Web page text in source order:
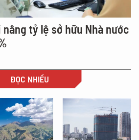
tỷ lệ sở hữu Nhà nước
ĐỌC NHIỀU